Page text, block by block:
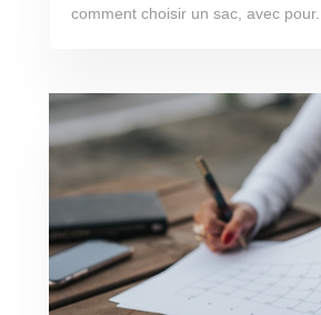
comment choisir un sac, avec pour...